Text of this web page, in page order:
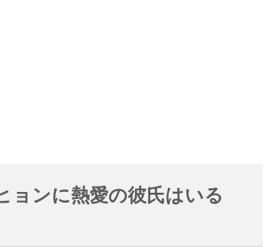
ョンに熱愛の彼氏はいる